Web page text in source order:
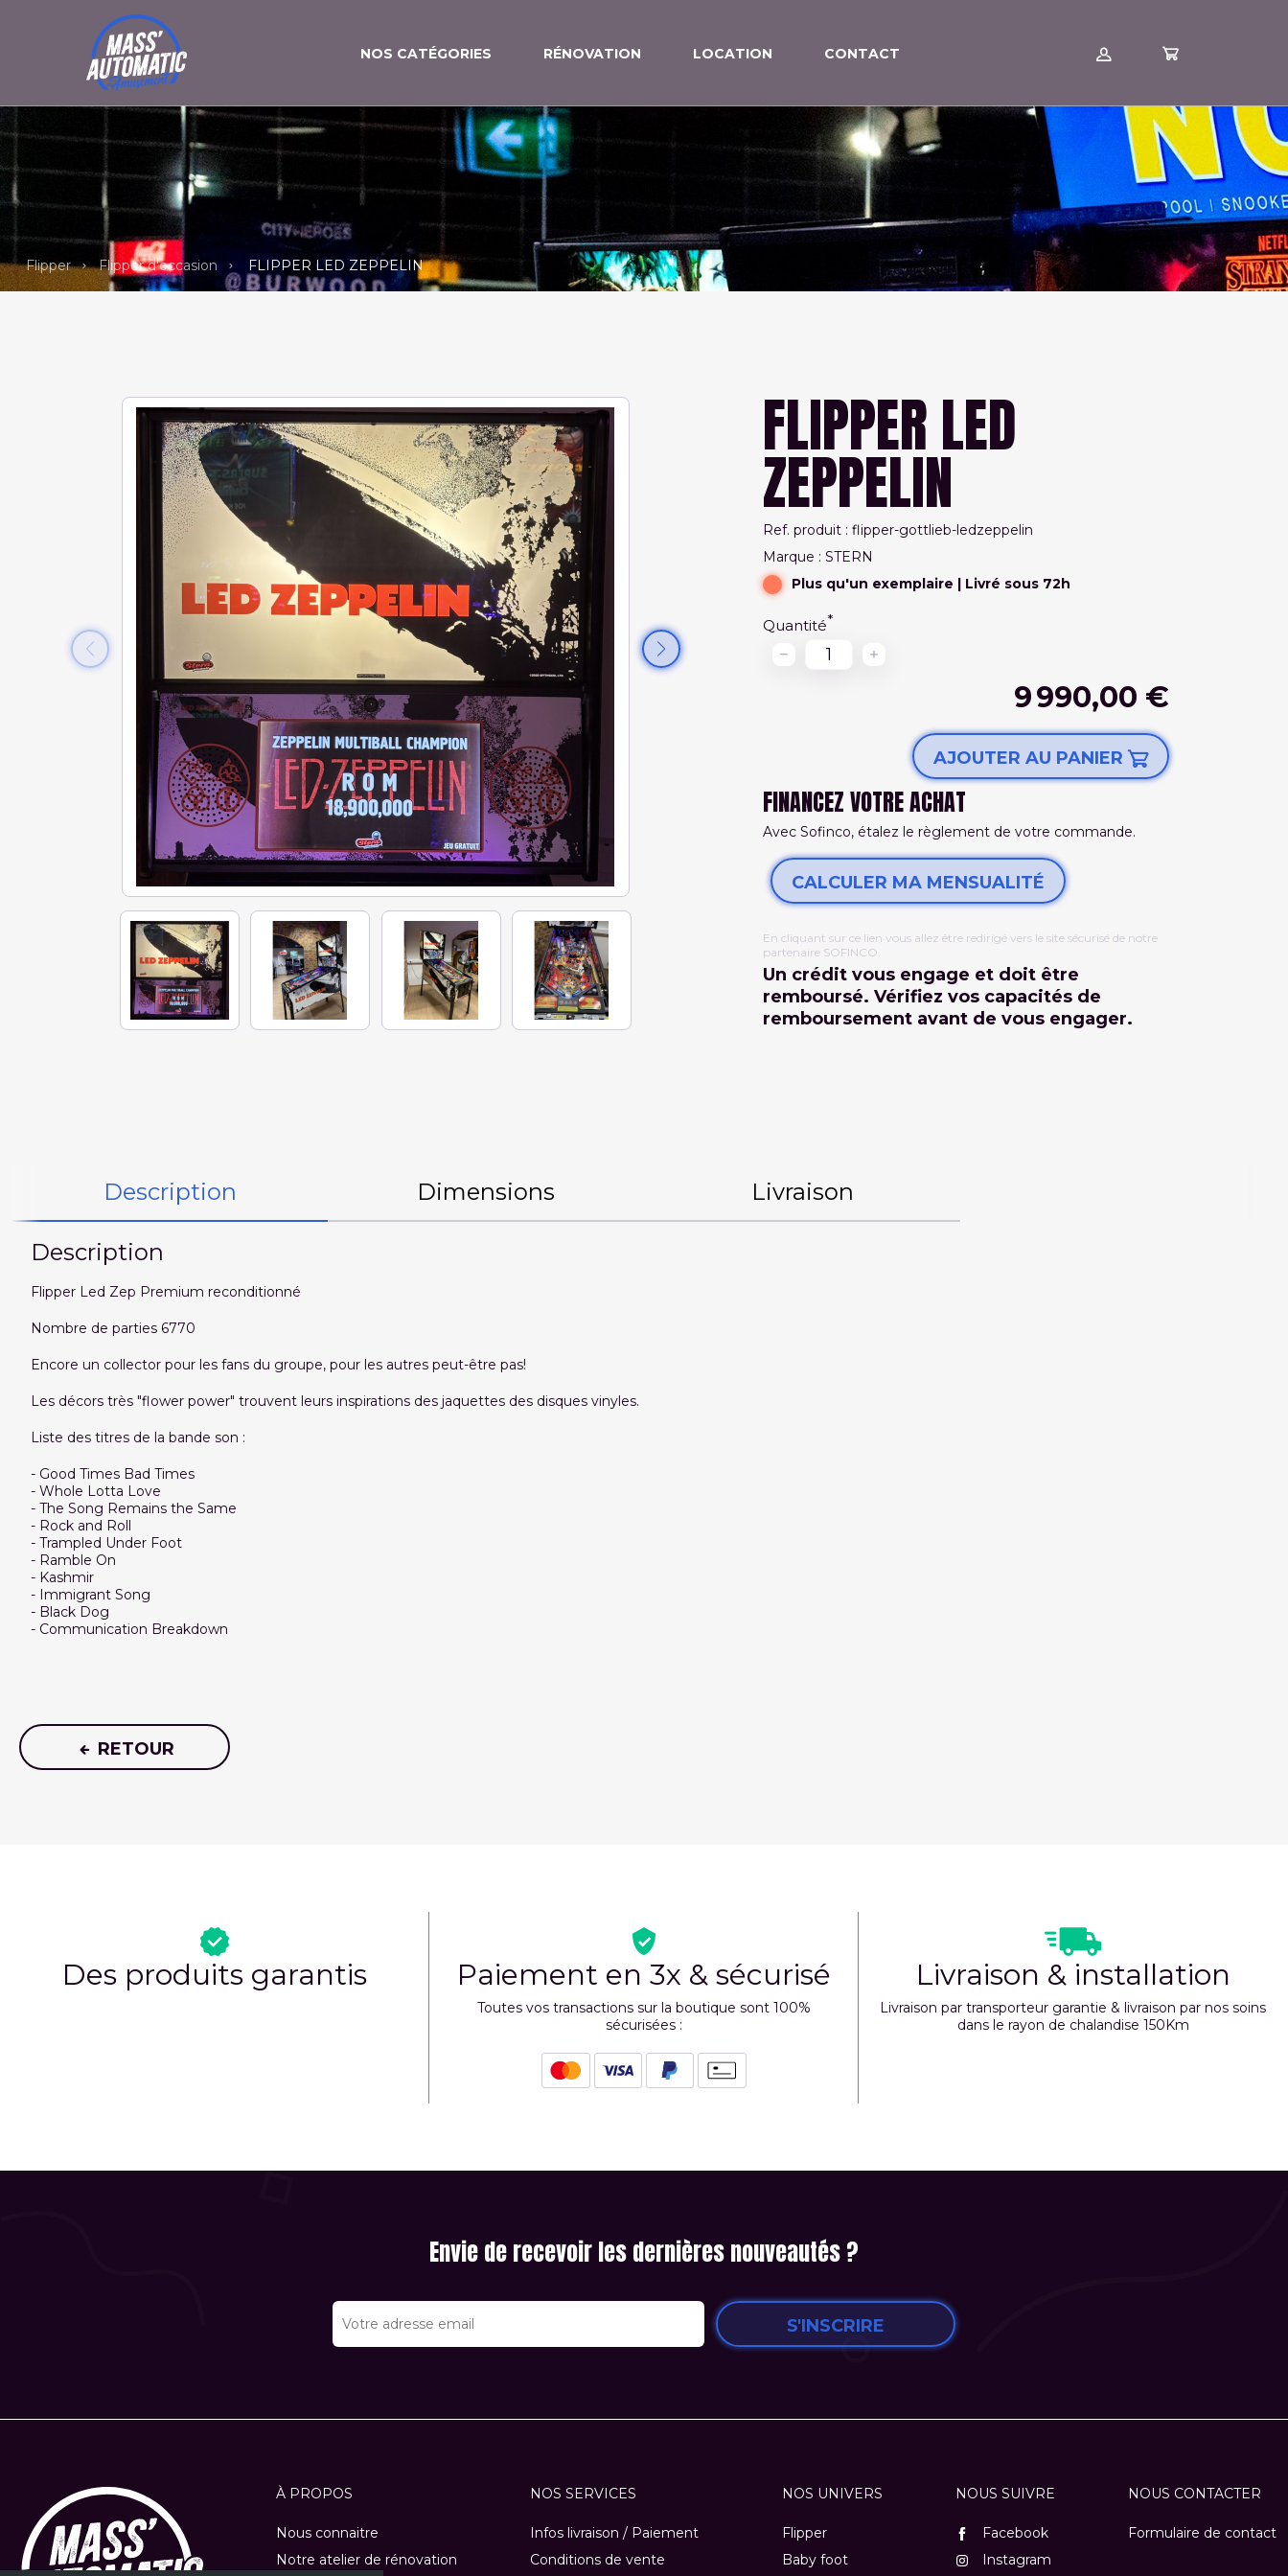
NOS CATÉGORIES RÉNOVATION LOCATION CONTACT
Flipper Flipper d'occasion FLIPPER LED ZEPPELIN
FLIPPER LED
ZEPPELIN
Ref. produit : flipper-gottlieb-ledzeppelin
Marque : STERN
Plus qu'un exemplaire | Livré sous 72h
Quantité
9 990,00 €
AJOUTER AU PANIER
FINANCEZ VOTRE ACHAT
Avec Sofinco, étalez le règlement de votre commande.
CALCULER MA MENSUALITÉ
En cliquant sur ce lien vous allez être redirigé vers le site sécurisé de notre
partenaire SOFINCO.
Un crédit vous engage et doit être
remboursé. Vérifiez vos capacités de
remboursement avant de vous engager.
Description Dimensions Livraison
Description
Flipper Led Zep Premium reconditionné
Nombre de parties 6770
Encore un collector pour les fans du groupe, pour les autres peut-être pas!
Les décors très "flower power" trouvent leurs inspirations des jaquettes des disques vinyles.
Liste des titres de la bande son :
- Good Times Bad Times
- Whole Lotta Love
- The Song Remains the Same
- Rock and Roll
- Trampled Under Foot
- Ramble On
- Kashmir
- Immigrant Song
- Black Dog
- Communication Breakdown
RETOUR
Des produits garantis Paiement en 3x & sécurisé
Toutes vos transactions sur la boutique sont 100%
sécurisées :
Livraison & installation
Livraison par transporteur garantie & livraison par nos soins
dans le rayon de chalandise 150Km
Envie de recevoir les dernières nouveautés ?
S'INSCRIRE
À PROPOS
Nous connaitre
Notre atelier de rénovation
NOS SERVICES
Infos livraison / Paiement
Conditions de vente
NOS UNIVERS
Flipper
Baby foot
NOUS SUIVRE
Facebook
Instagram
NOUS CONTACTER
Formulaire de contact